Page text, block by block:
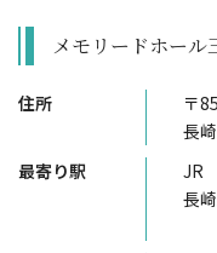
メモリードホール
住所
〒
長
最寄り駅
JR
長